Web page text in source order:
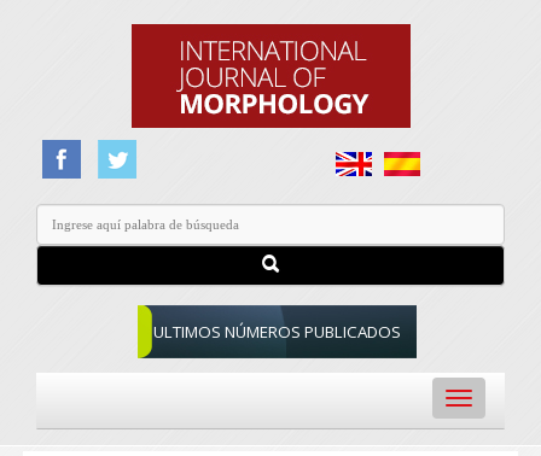
ULTIMOS NÚMEROS PUBLICADOS
Toggle
navigation